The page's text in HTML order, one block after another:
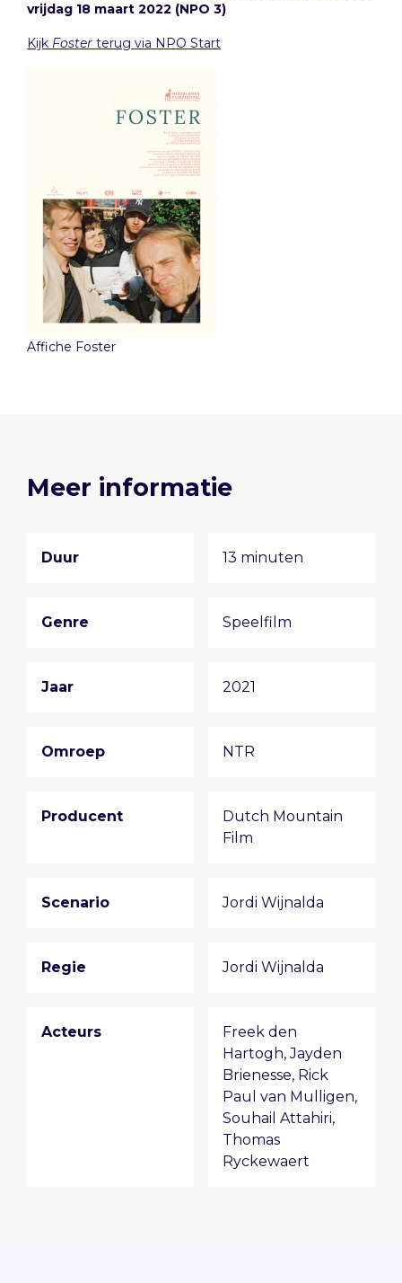
vrijdag 18 maart 2022 (NPO 3)
Kijk Foster terug via NPO Start
Affiche Foster
Meer informatie
Duur 13 minuten
Genre Speelfilm
Jaar 2021
Omroep NTR
Producent
Dutch Mountain
Film
Scenario Jordi Wijnalda
Regie Jordi Wijnalda
Acteurs
Freek den
Hartogh,Jayden
Brienesse, Rick
Paul van Mulligen,
Souhail Attahiri,
Thomas
Ryckewaert